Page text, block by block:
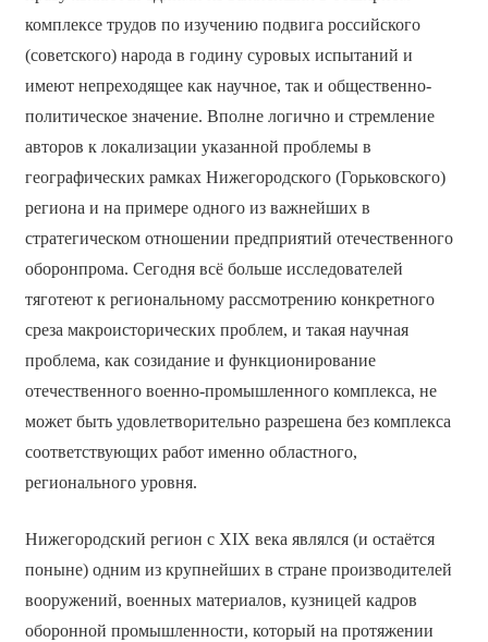
комплексе трудов по изучению подвига российского
(советского) народа в годину суровых испытаний и
имеют непреходящее как научное, так и общественно-
политическое значение. Вполне логично и стремление
авторов к локализации указанной проблемы в
географических рамках Нижегородского (Горьковского)
региона и на примере одного из важнейших в
стратегическом отношении предприятий отечественного
оборонпрома. Сегодня всё больше исследователей
тяготеют к региональному рассмотрению конкретного
среза макроисторических проблем, и такая научная
проблема, как созидание и функционирование
отечественного военно-промышленного комплекса, не
может быть удовлетворительно разрешена без комплекса
соответствующих работ именно областного,
регионального уровня.
Нижегородский регион с XIX века являлся (и остаётся
поныне) одним из крупнейших в стране производителей
вооружений, военных материалов, кузницей кадров
оборонной промышленности, который на протяжении